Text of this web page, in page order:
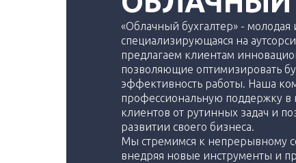
«Облачный бухгалтер» -
специализирующаяся на
предлагаем клиентам
позволяющие оптимизировать
эффективность работы. Наша
профессиональную поддержку в
клиентов от рутинных задач и
развитии своего бизнеса.
Мы стремимся к непрерывному
внедряя новые инструменты и